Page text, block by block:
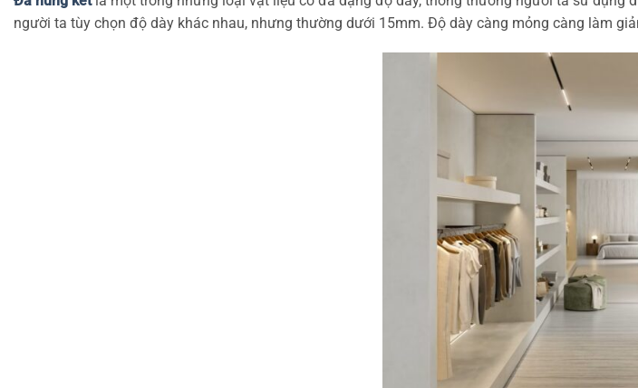
người ta tùy chọn độ dày khác nhau, nhưng thường dưới 15mm. Độ dày càng mỏng càng làm